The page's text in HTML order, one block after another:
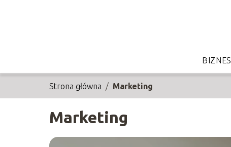
BIZNES
Strona główna / Marketing
Marketing